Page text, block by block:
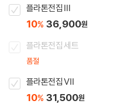
플라톤전집 Ⅲ
10% 36,900원
플라톤전집 세트
품절
플라톤전집 Ⅶ
10% 31,500원